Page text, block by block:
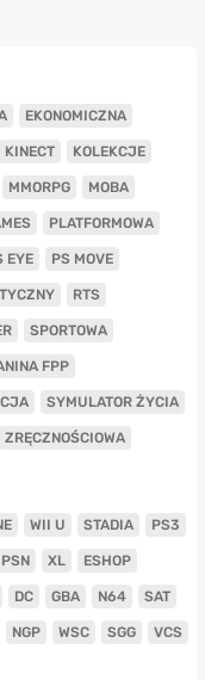
EKONOMICZNA
KINECT KOLEKCJE
MMORPG MOBA
PLATFORMOWA
EYE PS MOVE
RTS
SPORTOWA
FPP
SYMULATOR ŻYCIA
ZRĘCZNOŚCIOWA
WII U STADIA PS3
PSN XL ESHOP
DC GBA N64 SAT
NGP WSC SGG VCS